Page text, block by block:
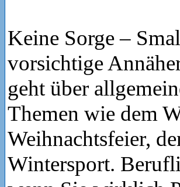
Keine Sorge –
vorsichtige
geht über
Themen wie dem
Weihnachtsfeier,
Wintersport.